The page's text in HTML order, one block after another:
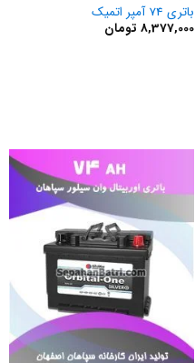
باتری 74 آمپر اتمیک
8,377,000 تومان